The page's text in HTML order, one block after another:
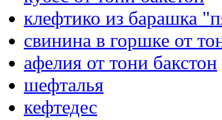
клефтико из барашка
свинина в горшке от
афелия от тони бакстон
шефталья
кефтедес